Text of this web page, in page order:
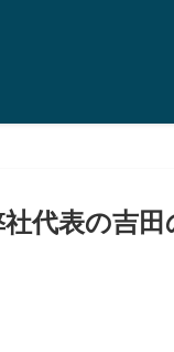
代表の吉